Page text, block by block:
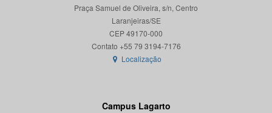
Praça Samuel de Oliveira, s/n, Centro
Laranjeiras/SE
CEP 49170-000
Localização
Campus Lagarto